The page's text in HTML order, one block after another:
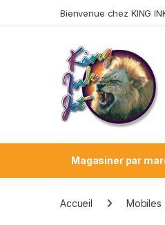
Bienvenue chez KING
Magasiner par
Accueil Mobiles